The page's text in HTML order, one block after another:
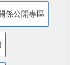
係公開專區